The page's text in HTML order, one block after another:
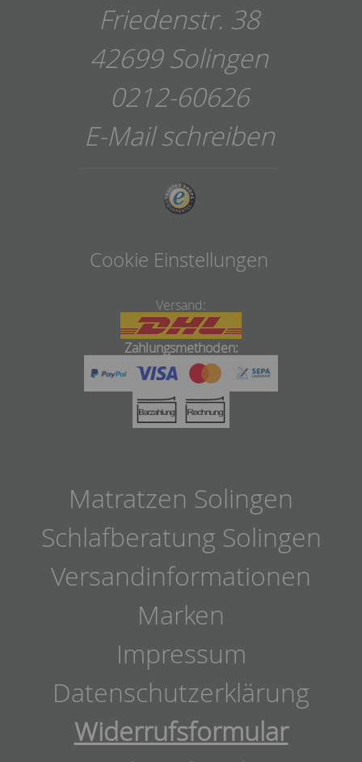
Friedenstr. 38
42699 Solingen
0212-60626
E-Mail schreiben
Cookie Einstellungen
Versand:
Zahlungsmethoden:
Matratzen Solingen
Schlafberatung Solingen
Versandinformationen
Marken
Impressum
Datenschutzerklärung
Widerrufsformular